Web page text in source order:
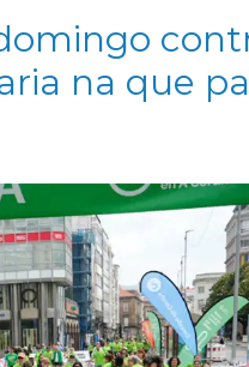
na que